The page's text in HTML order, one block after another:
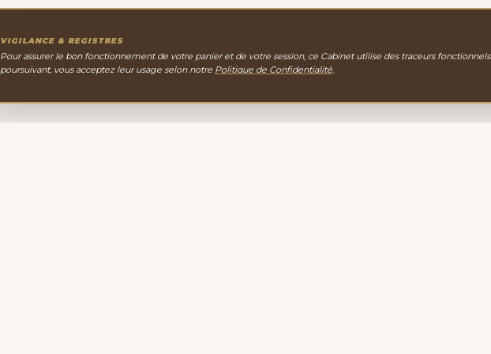
VIGILANCE & REGISTRES
Pour assurer le bon fonctionnement de votre panier et de votre session, ce Cabinet utilise des traceurs
poursuivant, vous acceptez leur usage selon notre Politique de Confidentialité.